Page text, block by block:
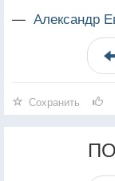
— Александр
Сохранить